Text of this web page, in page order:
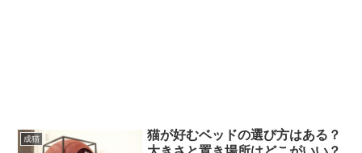
成猫
猫が好むベッドの選び方はある？